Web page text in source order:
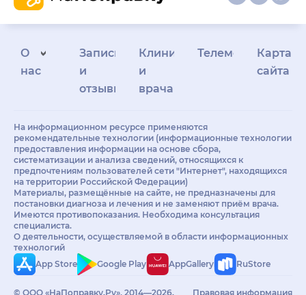
О
нас
Запись
и
отзывы
Клиникам
и
врачам
Телемедицина
Карта
сайта
На информационном ресурсе применяются
рекомендательные технологии (информационные технологии
предоставления информации на основе сбора,
систематизации и анализа сведений, относящихся к
предпочтениям пользователей сети "Интернет", находящихся
на территории Российской Федерации)
Материалы, размещённые на сайте, не предназначены для
постановки диагноза и лечения и не заменяют приём врача.
Имеются противопоказания. Необходима консультация
специалиста.
О деятельности, осуществляемой в области информационных
технологий
App Store
Google Play AppGallery RuStore
© ООО «НаПоправку.Ру», 2014—2026.
Правовая информация